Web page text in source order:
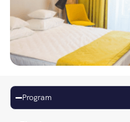
Program